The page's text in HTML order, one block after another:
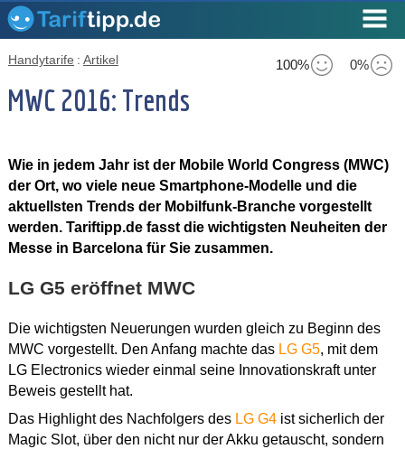
100% 0%
Handytarife : Artikel
MWC 2016: Trends
Wie in jedem Jahr ist der Mobile World Congress (MWC)
der Ort, wo viele neue Smartphone-Modelle und die
aktuellsten Trends der Mobilfunk-Branche vorgestellt
werden. Tariftipp.de fasst die wichtigsten Neuheiten der
Messe in Barcelona für Sie zusammen.
LG G5 eröffnet MWC
Die wichtigsten Neuerungen wurden gleich zu Beginn des
MWC vorgestellt. Den Anfang machte das LG G5, mit dem
LG Electronics wieder einmal seine Innovationskraft unter
Beweis gestellt hat.
Das Highlight des Nachfolgers des LG G4ist sicherlich der
Magic Slot, über den nicht nur der Akku getauscht, sondern